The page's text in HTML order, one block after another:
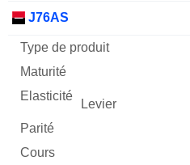
J76AS